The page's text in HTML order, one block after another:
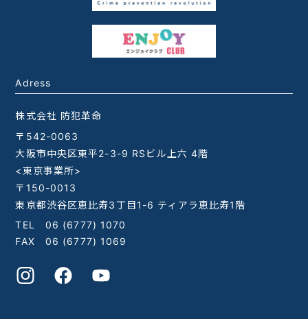
Adress
株式会社 防犯革命
〒542-0063
大阪市中央区東平2-3-9 RSビル上六 4階
<東京事業所>
〒150-0013
東京都渋谷区恵比寿3丁目1-6 ティアラ恵比寿1階
TEL 06 (6777) 1070
FAX 06 (6777) 1069